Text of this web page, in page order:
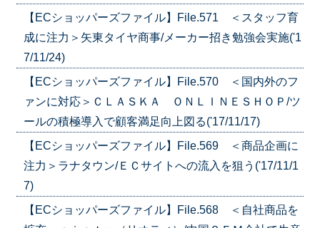
【ECショッパーズファイル】File.571 ＜スタッフ育
成に注力＞矢東タイヤ商事/メーカー招き勉強会実施('1
7/11/24)
【ECショッパーズファイル】File.570 ＜国内外のフ
ァンに対応＞ＣＬＡＳＫＡ ＯＮＬＩＮＥＳＨＯＰ/ツ
ールの積極導入で顧客満足向上図る('17/11/17)
【ECショッパーズファイル】File.569 ＜商品企画に
注力＞ラナタウン/ＥＣサイトへの流入を狙う('17/11/1
7)
【ECショッパーズファイル】File.568 ＜自社商品を